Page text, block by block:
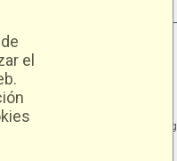
el
Alaquàs.dir3: L01460057
96 151 94 03 | info@alaquas.org